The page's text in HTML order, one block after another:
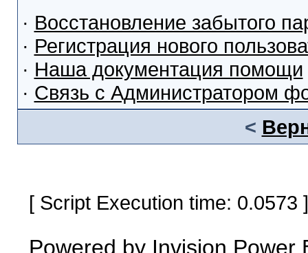
· Восстановление забытого
· Регистрация нового
· Наша документация помощи
· Связь с Администратором
<
[ Script Execution time:
Powered by Invision Power